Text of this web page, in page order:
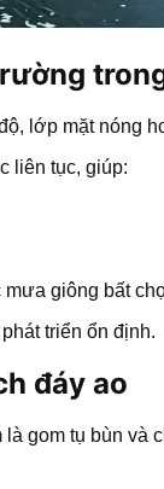
lớp mặt nóng
liên tục, giúp:
giông bất
triển ổn định.
đáy ao
gom tụ bùn